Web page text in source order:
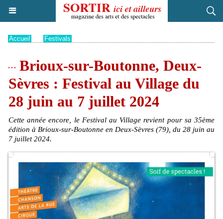
Accueil Festivals
Brioux-sur-Boutonne, Deux-
Sèvres : Festival au Village du
28 juin au 7 juillet 2024
Cette année encore, le Festival au Village revient pour sa 35ème
édition à Brioux-sur-Boutonne en Deux-Sèvres (79), du 28 juin au
7 juillet 2024.